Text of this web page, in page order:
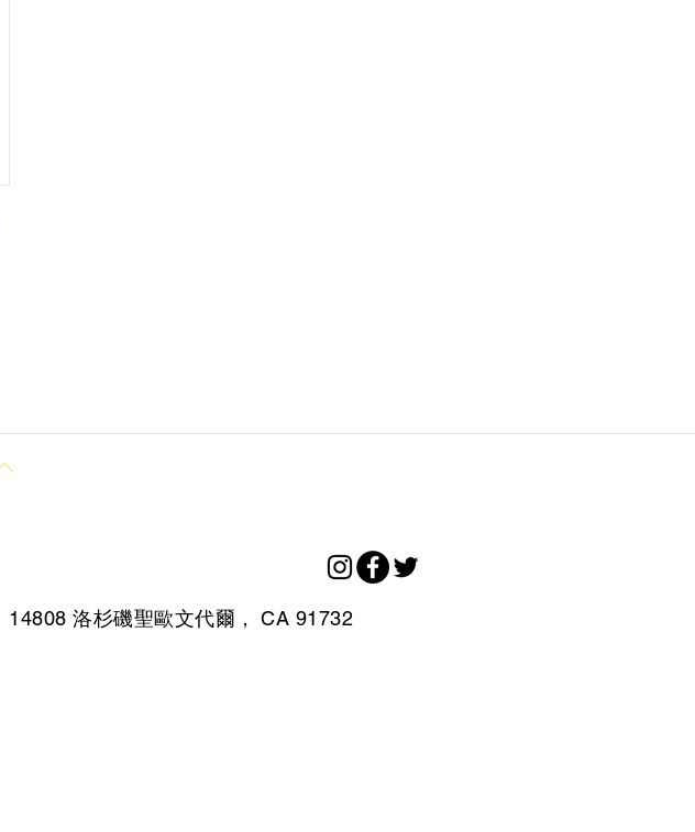
14808 洛杉磯聖歐文代爾， CA 91732